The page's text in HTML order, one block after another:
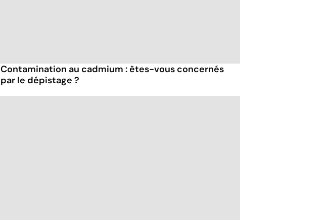
Contamination au cadmium : êtes-vous concernés
par le dépistage ?